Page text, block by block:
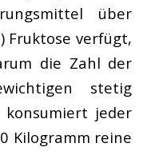
über
Fruktose verfügt,
die Zahl der
stetig
jeder
Kilogramm reine